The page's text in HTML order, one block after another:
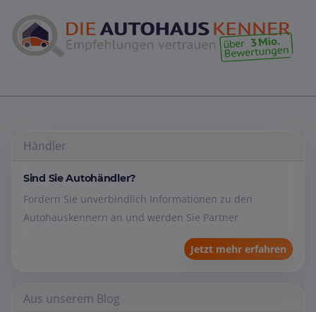
Händler
Sind Sie Autohändler?
Fordern Sie unverbindlich Informationen zu den
Autohauskennern an und werden Sie Partner
Jetzt mehr erfahren
Aus unserem Blog